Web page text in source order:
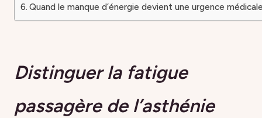
Quand le manque d’énergie devient une urgence
Distinguer la fatigue
passagère de l’asthénie